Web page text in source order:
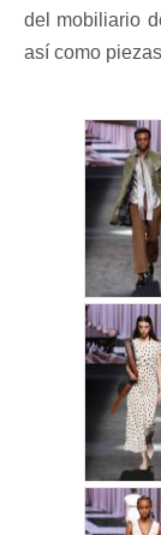
del mobiliario
así como